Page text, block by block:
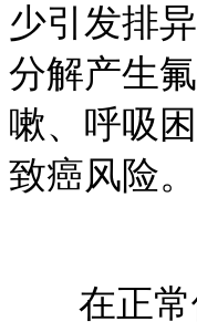
少引发排
分解产生
嗽、呼吸
致癌风险。
在正常